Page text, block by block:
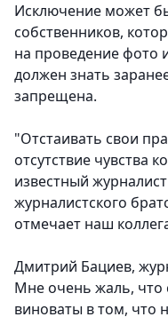
Исключение может
собственников,
на проведение фото
должен знать
запрещена.
"Отстаивать свои
отсутствие чувства
известный
журналистского
отмечает наш
Дмитрий Бациев,
Мне очень жаль, что
виноваты в том, что